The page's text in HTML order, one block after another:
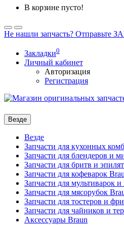
В корзине пусто!
Не нашли запчасть?
Закладки0
Личный кабинет
Авторизация
Регистрация
Везде
Везде
Запчасти для кухонных
Запчасти для блендеров и
Запчасти для бритв и
Запчасти для кофеварок
Запчасти для мультиварок
Запчасти для мясорубок
Запчасти для тостеров и
Запчасти для чайников и
Аксессуары Braun